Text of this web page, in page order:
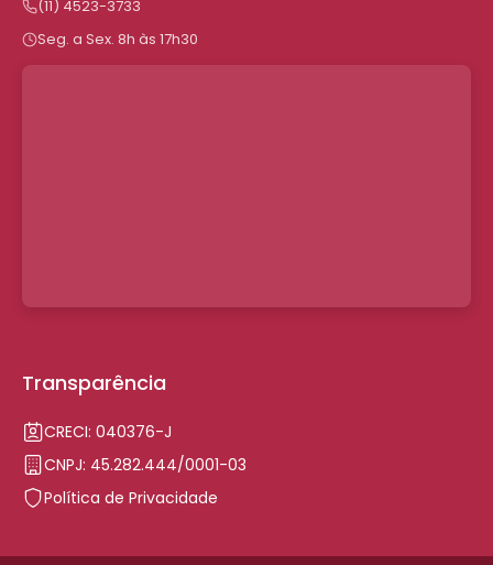
(11) 4523-3733
Seg. a Sex. 8h às 17h30
Transparência
CRECI: 040376-J
CNPJ: 45.282.444/0001-03
Política de Privacidade